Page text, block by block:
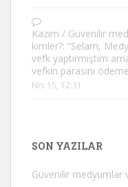
Kazım / Güvenilir
kimler?: “Selam,
vefk yaptırmıştım
vefkin parasını
Nis 15, 12:31
SON YAZILAR
Güvenilir medyumlar